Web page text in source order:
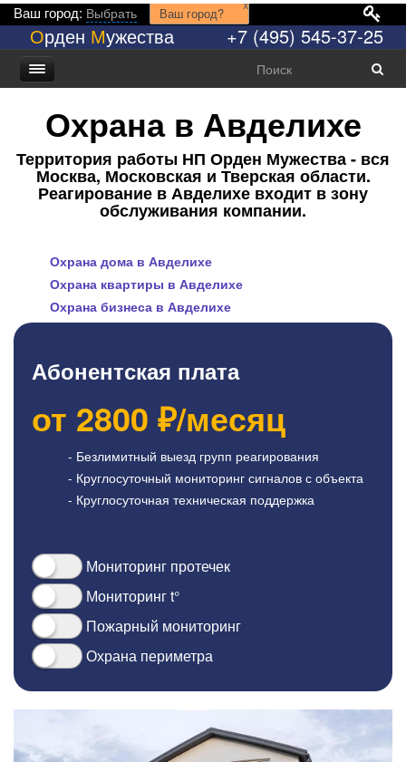
Ваш город: Выбрать Ваш город?
x
Орден Мужества +7 (495) 545-37-25
Охрана в Авделихе
Территория работы НП Орден Мужества - вся
Москва, Московская и Тверская области.
Реагирование в Авделихе входит в зону
обслуживания компании.
Охрана дома в Авделихе
Охрана квартиры в Авделихе
Охрана бизнеса в Авделихе
Абонентская плата
от 2800 ₽/месяц
- Безлимитный выезд групп реагирования
- Круглосуточный мониторинг сигналов с объекта
- Круглосуточная техническая поддержка
Мониторинг протечек
Мониторинг t°
Пожарный мониторинг
Охрана периметра